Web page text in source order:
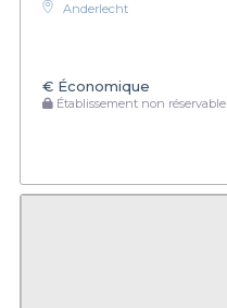
Anderlecht
€ Économique
Établissement non réservable